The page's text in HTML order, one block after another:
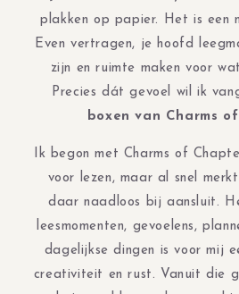
plakken op papier. Het is een
Even vertragen, je hoofd
zijn en ruimte maken voor
Precies dát gevoel wil ik
boxen van Charms
Ik begon met Charms of
voor lezen, maar al snel
daar naadloos bij aansluit.
leesmomenten, gevoelens,
dagelijkse dingen is voor mij
creativiteit en rust. Vanuit die